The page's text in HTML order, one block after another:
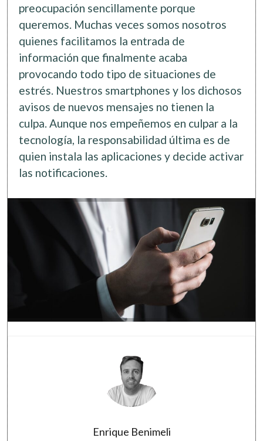
preocupación sencillamente porque
queremos. Muchas veces somos nosotros
quienes facilitamos la entrada de
información que finalmente acaba
provocando todo tipo de situaciones de
estrés. Nuestros smartphones y los dichosos
avisos de nuevos mensajes no tienen la
culpa. Aunque nos empeñemos en culpar a la
tecnología, la responsabilidad última es de
quien instala las aplicaciones y decide activar
las notificaciones.
Enrique Benimeli